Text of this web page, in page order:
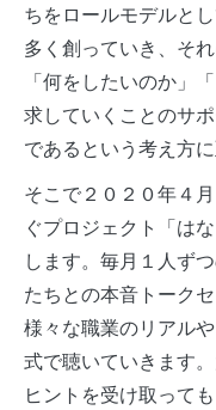
ちをロールモデルと
多く創っていき、そ
「何をしたいのか」
求していくことのサ
であるという考え方
そこで２０２０年４
ぐプロジェクト「は
します。毎月１人ず
たちとの本音トーク
様々な職業のリアル
式で聴いていきます
ヒントを受け取って